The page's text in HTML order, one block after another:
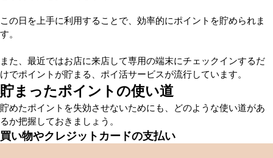
この日を上手に利用することで、効率的にポイントを貯められま
す。
また、最近ではお店に来店して専用の端末にチェックインするだ
けでポイントが貯まる、ポイ活サービスが流行しています。
貯まったポイントの使い道
貯めたポイントを失効させないためにも、どのような使い道があ
るか把握しておきましょう。
買い物やクレジットカードの支払い